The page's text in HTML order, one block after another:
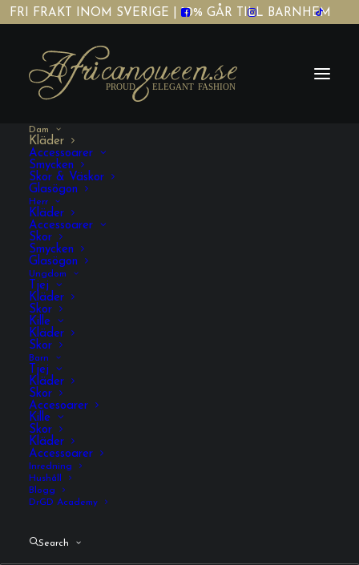
FRI FRAKT INOM SVERIGE | 10% GÅR TILL BARNHEM
Dam
Kläder
Accessoarer
Smycken
Skor & Väskor
Glasögon
Herr
Kläder
Accessoarer
Skor
Smycken
Glasögon
Ungdom
Tjej
Kläder
Skor
Kille
Kläder
Skor
Barn
Tjej
Kläder
Skor
Accesoarer
Kille
Skor
Kläder
Accessoarer
Inredning
Hushåll
Blogg
DrGD Academy
Search
Dam Kläder